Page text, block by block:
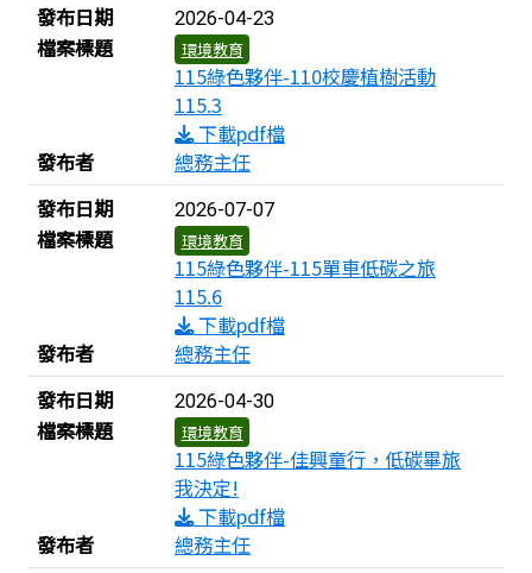
發布日期
2026-04-23
檔案標題 環境教育
115綠色夥伴-110校慶植樹活動
115.3
下載pdf檔
發布者
總務主任
發布日期
2026-07-07
檔案標題 環境教育
115綠色夥伴-115單車低碳之旅
115.6
下載pdf檔
發布者
總務主任
發布日期
2026-04-30
檔案標題 環境教育
115綠色夥伴-佳興童行，低碳畢旅
我決定!
下載pdf檔
發布者
總務主任